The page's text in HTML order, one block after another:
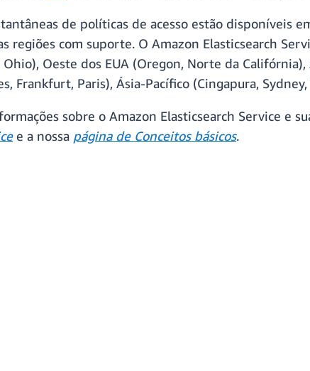
de políticas de acesso estão disponíveis
regiões com suporte. O Amazon Elasticsearch
Oeste dos EUA (Oregon, Norte da Califórnia),
Frankfurt, Paris), Ásia-Pacífico (Cingapura,
sobre o Amazon Elasticsearch Service e
e a nossa página de Conceitos básicos.